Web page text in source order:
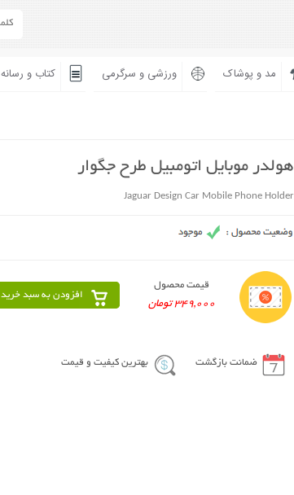
مد و پوشاک ورزشی و سرگرمی کتاب و رسانه
هولدر موبایل اتومبیل طرح جگوار
Jaguar Design Car Mobile Phone Holder
قیمت محصول
349,000 تومان
افزودن به سبد خرید
ضمانت بازگشت بهترین کیفیت و قیمت